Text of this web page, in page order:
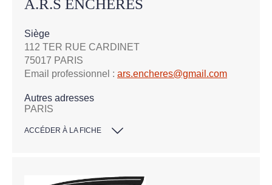
A.R.S ENCHERES
Siège
112 TER RUE CARDINET
75017 PARIS
Email professionnel : ars.encheres@gmail.com
Autres adresses
PARIS
ACCÉDER À LA FICHE